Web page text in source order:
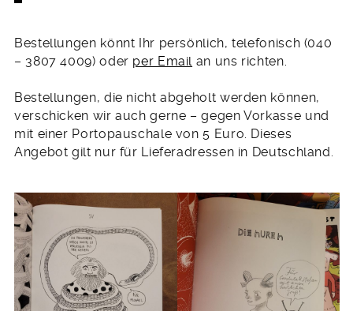
Bestellungen könnt Ihr persönlich, telefonisch (040
– 3807 4009) oder per Email an uns richten.
Bestellungen, die nicht abgeholt werden können,
verschicken wir auch gerne – gegen Vorkasse und
mit einer Portopauschale von 5 Euro. Dieses
Angebot gilt nur für Lieferadressen in Deutschland.